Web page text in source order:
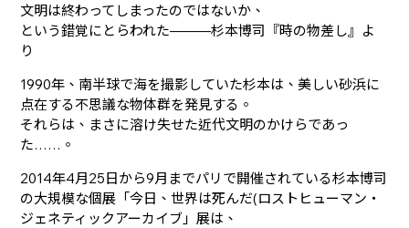
文明は終わってしまったのではないか、
という錯覚にとらわれた———杉本博司『時の物差し』よ
り
1990年、南半球で海を撮影していた杉本は、美しい砂浜に
点在する不思議な物体群を発見する。
それらは、まさに溶け失せた近代文明のかけらであっ
た……。
2014年4月25日から9月までパリで開催されている杉本博司
の大規模な個展「今日、世界は死んだ(ロストヒューマン・
ジェネティックアーカイブ」展は、